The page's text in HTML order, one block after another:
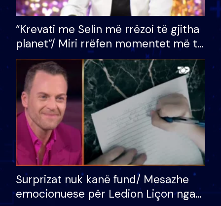
“Krevati me Selin më rrëzoi të gjitha
planet”/ Miri rrëfen momentet më të
bukura në shtëpinë e BB VIP: Do më
mungojë zilja e mëngjesit kur…
Surprizat nuk kanë fund/ Mesazhe
emocionuese për Ledion Liçon nga